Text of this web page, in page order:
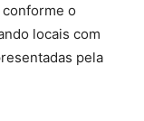
o
locais com
pela